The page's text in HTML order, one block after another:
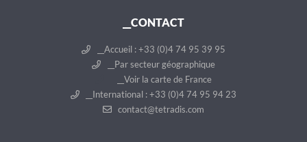
__CONTACT
__Accueil : +33 (0)4 74 95 39 95
__Par secteur géographique
__Voir la carte de France
__International : +33 (0)4 74 95 94 23
contact@tetradis.com